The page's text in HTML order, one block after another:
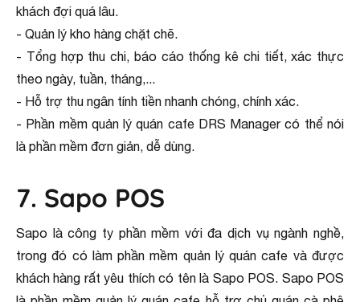
khách đợi quá lâu.
- Quản lý kho hàng chặt chẽ.
- Tổng hợp thu chi, báo cáo thống kê chi tiết, xác thực
theo ngày, tuần, tháng,...
- Hỗ trợ thu ngân tính tiền nhanh chóng, chính xác.
- Phần mềm quản lý quán cafe DRS Manager có thể nói
là phần mềm đơn giản, dễ dùng.
7. Sapo POS
Sapo là công ty phần mềm với đa dịch vụ ngành nghề,
trong đó có làm phần mềm quản lý quán cafe và được
khách hàng rất yêu thích có tên là Sapo POS. Sapo POS